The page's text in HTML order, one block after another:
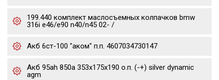
199.440 комплект маслосъемных колпачков bmw
316i e46/e90 n40/n45 02- /
Акб 6ст-100 "аком" п.п. 4607034730147
Акб 95ah 850a 353x175x190 о.п. (-+) silver dynamic
agm